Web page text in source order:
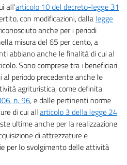
all'articolo 10 del decreto-legge 31
con modificazioni, dalla legge
anche per i periodi
misura del 65 per cento, a
abbiano anche le finalità di cui al
Sono comprese tra i beneficiari
al periodo precedente anche le
agrituristica, come definita
n. 96, e dalle pertinenti norme
di cui all'articolo 3 della legge 24
ultime anche per la realizzazione
di attrezzature e
per lo svolgimento delle attività